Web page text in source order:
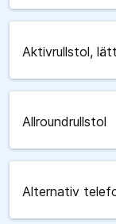
Aktivrullstol, lätt
Allroundrullstol
Alternativ